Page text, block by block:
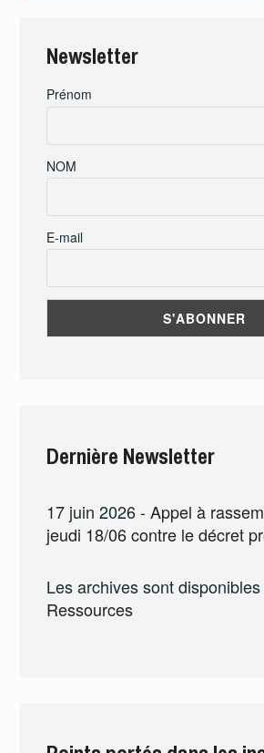
Newsletter
Prénom
NOM
E-mail
Dernière Newsletter
17 juin 2026-Appel à
jeudi 18/06 contre le décret
Les archives sont
Ressources